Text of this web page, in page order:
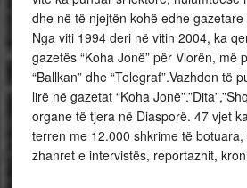
dhe në të njejtën kohë edhe gazetare
Nga viti 1994 deri në vitin 2004, ka
gazetës “Koha Jonë” për Vlorën, më
“Ballkan” dhe “Telegraf”.Vazhdon të
lirë në gazetat “Koha
organe të tjera në Diasporë. 47 vjet
terren me 12.000 shkrime të
zhanret e intervistës, reportazhit,